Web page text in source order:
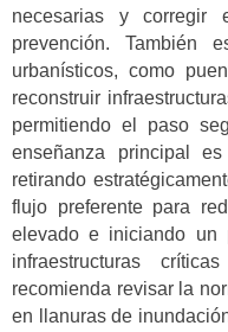
necesarias y corregir
prevención. También
urbanísticos, como
reconstruir
permitiendo el paso
enseñanza principal
retirando
flujo preferente para
elevado e iniciando un
infraestructuras
recomienda revisar la
en llanuras de